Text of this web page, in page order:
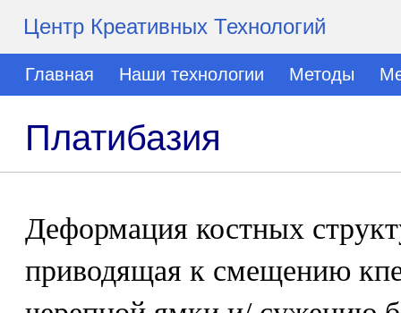
Центр Креативных Технологий
Главная Наши технологии Методы
Платибазия
Деформация костных
приводящая к смещению